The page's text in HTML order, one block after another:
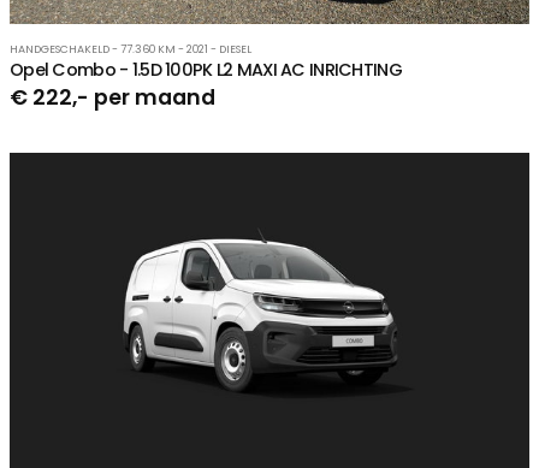
HANDGESCHAKELD - 77.360 KM - 2021 - DIESEL
Opel Combo - 1.5D 100PK L2 MAXI AC INRICHTING
€ 222,- per maand